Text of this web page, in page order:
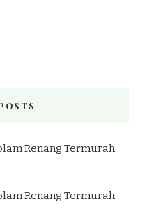
Renang Termurah
Renang Termurah